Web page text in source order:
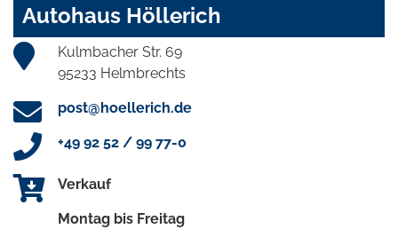
Autohaus Höllerich
Kulmbacher Str. 69
95233 Helmbrechts
post@hoellerich.de
+49 92 52 / 99 77-0
Verkauf
Montag bis Freitag